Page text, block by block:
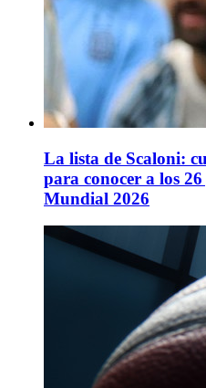
La lista de Scaloni:
para conocer a los
Mundial 2026